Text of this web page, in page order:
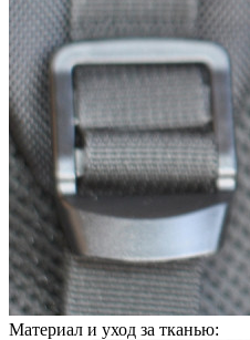
Материал и уход за тканью: